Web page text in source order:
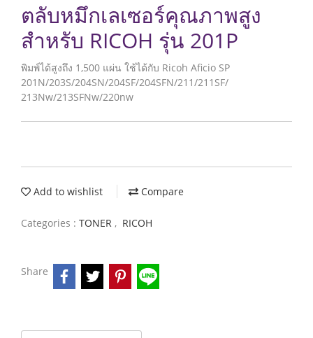
ตลับหมึกเลเซอร์คุณภาพสูง
สำหรับ RICOH รุ่น 201P
พิมพ์ได้สูงถึง 1,500 แผ่น ใช้ได้กับ Ricoh Aficio SP
201N/203S/204SN/204SF/204SFN/211/211SF/
213Nw/213SFNw/220nw
Add to wishlist Compare
Categories : TONER , RICOH
Share